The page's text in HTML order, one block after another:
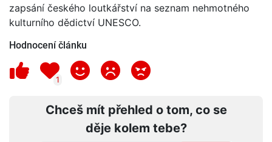
zapsání českého loutkářství na seznam nehmotného
kulturního dědictví UNESCO.
Hodnocení článku
1
Chceš mít přehled o tom, co se
děje kolem tebe?